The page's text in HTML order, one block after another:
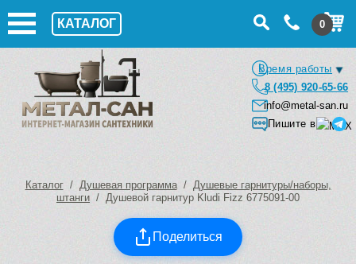
КАТАЛОГ 0
Время работы
8 (495) 920-65-66
info@metal-san.ru
Пишите в
Каталог/ Душевая программа/ Душевые гарнитуры/наборы,
штанги / Душевой гарнитур Kludi Fizz 6775091-00
Поделиться